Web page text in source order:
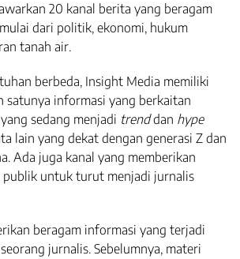
20 kanal berita yang beragam
dari politik, ekonomi, hukum
tanah air.
berbeda, Insight Media memiliki
satunya informasi yang berkaitan
sedang menjadi trenddan hype
lain yang dekat dengan generasi Z dan
Ada juga kanal yang memberikan
publik untuk turut menjadi jurnalis
beragam informasi yang terjadi
jurnalis. Sebelumnya, materi